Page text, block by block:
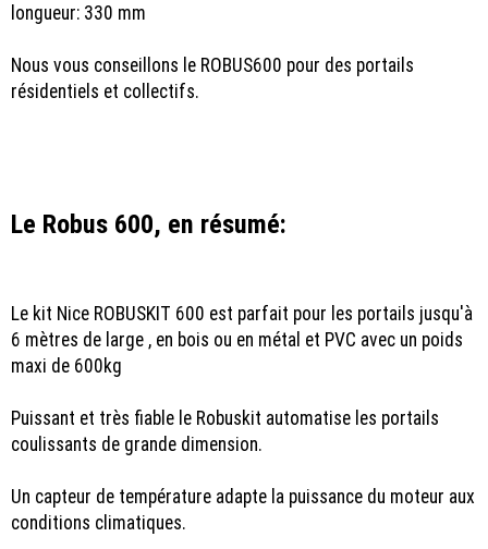
longueur: 330 mm
Nous vous conseillons le ROBUS600 pour des portails
résidentiels et collectifs.
Le Robus 600, en résumé:
Le kit Nice ROBUSKIT 600 est parfait pour les portails jusqu'à
6 mètres de large , en bois ou en métal et PVC avec un poids
maxi de 600kg
Puissant et très fiable le Robuskit automatise les portails
coulissants de grande dimension.
Un capteur de température adapte la puissance du moteur aux
conditions climatiques.